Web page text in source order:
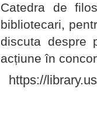
Catedra de
bibliotecari,
discuta despre
acțiune în
https://